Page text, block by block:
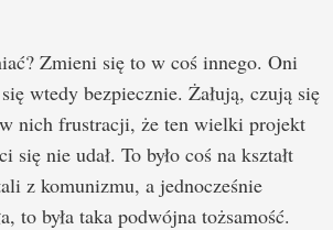
Zmieni się to w coś innego. Oni
wtedy bezpiecznie. Żałują, czują się
w nich frustracji, że ten wielki projekt
się nie udał. To było coś na kształt
z komunizmu, a jednocześnie
to była taka podwójna tożsamość.